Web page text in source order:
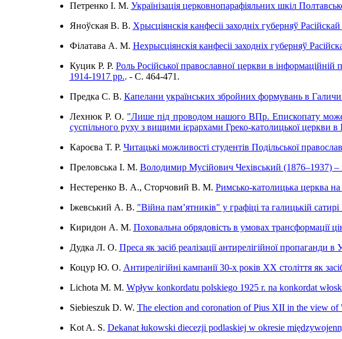
Петренко І. М. Українізація церковнопарафіяльних шкіл
Яноўская В. В. Хрысціянскія канфесіі заходніх губерняў
Філатава A. М. Нехрысціянскія канфесіі заходніх губерняў
Куцик Р. Р. Роль Російської православної церкви в
1914-1917 рр.. - C. 464-471.
Предка С. В. Капелани українських збройних формувань в
Лехнюк Р. О. "Лише під проводом нашого ВПр. Епископату може
суспільного руху з вищими ієрархами Греко-католицької церкви
Кароєва Т. Р. Читацькі можливості студентів Подільської
Преловська І. М. Володимир Мусійович Чехівський (1876–1937)
Нестеренко В. А., Сторчовий В. М. Римсько-католицька церква на
Іжевський А. В. "Війна пам’ятників" у графіці та галицькій
Киридон А. М. Поховальна обрядовість в умовах трансформації
Дудка Л. О. Преса як засіб реалізації антирелігійної пропаганди
Коцур Ю. О. Антирелігійні кампанії 30-х років ХХ століття як
Lichota М. М. Wpływ konkordatu polskiego 1925 r. na konkordat
Siebieszuk D. W. The election and coronation of Pius XII in the view
Kot A. S. Dekanat łukowski diecezji podlaskiej w okresie